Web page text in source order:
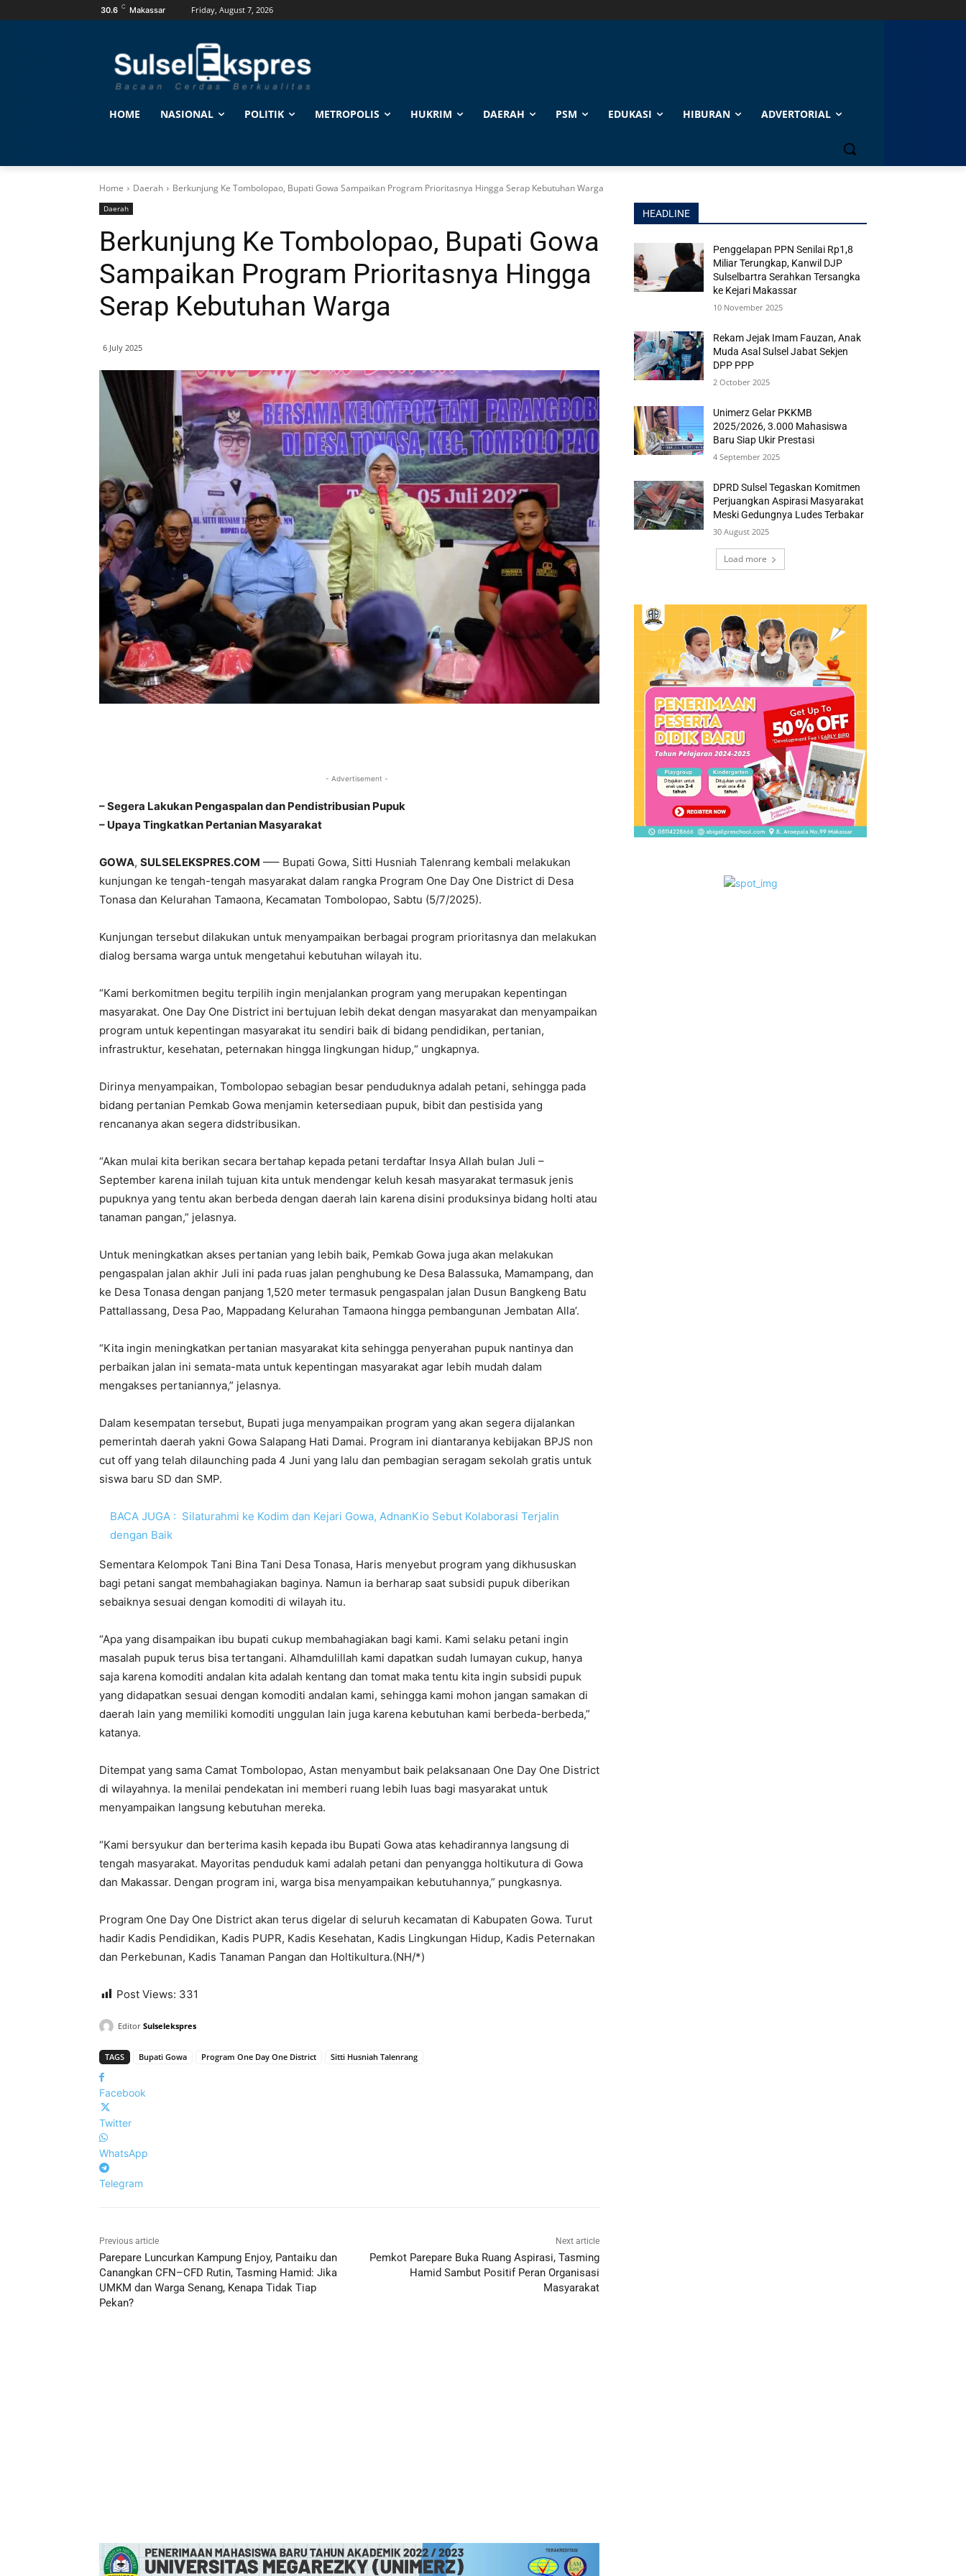
30.6 C Makassar Friday, August 7, 2026
HOME NASIONAL POLITIK METROPOLIS HUKRIM DAERAH PSM EDUKASI HIBURAN ADVERTORIAL
Home Daerah Berkunjung Ke Tombolopao, Bupati Gowa Sampaikan Program Prioritasnya Hingga Serap Kebutuhan Warga
Daerah
Berkunjung Ke Tombolopao, Bupati Gowa
Sampaikan Program Prioritasnya Hingga
Serap Kebutuhan Warga
6 July 2025
- Advertisement -
– Segera Lakukan Pengaspalan dan Pendistribusian Pupuk
– ⁠Upaya Tingkatkan Pertanian Masyarakat
GOWA, SULSELEKSPRES.COM —– Bupati Gowa, Sitti Husniah Talenrang kembali melakukan
kunjungan ke tengah-tengah masyarakat dalam rangka Program One Day One District di Desa
Tonasa dan Kelurahan Tamaona, Kecamatan Tombolopao, Sabtu (5/7/2025).
Kunjungan tersebut dilakukan untuk menyampaikan berbagai program prioritasnya dan melakukan
dialog bersama warga untuk mengetahui kebutuhan wilayah itu.
“Kami berkomitmen begitu terpilih ingin menjalankan program yang merupakan kepentingan
masyarakat. One Day One District ini bertujuan lebih dekat dengan masyarakat dan menyampaikan
program untuk kepentingan masyarakat itu sendiri baik di bidang pendidikan, pertanian,
infrastruktur, kesehatan, peternakan hingga lingkungan hidup,“ ungkapnya.
Dirinya menyampaikan, Tombolopao sebagian besar penduduknya adalah petani, sehingga pada
bidang pertanian Pemkab Gowa menjamin ketersediaan pupuk, bibit dan pestisida yang
rencananya akan segera didstribusikan.
“Akan mulai kita berikan secara bertahap kepada petani terdaftar Insya Allah bulan Juli –
September karena inilah tujuan kita untuk mendengar keluh kesah masyarakat termasuk jenis
pupuknya yang tentu akan berbeda dengan daerah lain karena disini produksinya bidang holti atau
tanaman pangan,” jelasnya.
Untuk meningkatkan akses pertanian yang lebih baik, Pemkab Gowa juga akan melakukan
pengaspalan jalan akhir Juli ini pada ruas jalan penghubung ke Desa Balassuka, Mamampang, dan
ke Desa Tonasa dengan panjang 1,520 meter termasuk pengaspalan jalan Dusun Bangkeng Batu
Pattallassang, Desa Pao, Mappadang Kelurahan Tamaona hingga pembangunan Jembatan Alla’.
“Kita ingin meningkatkan pertanian masyarakat kita sehingga penyerahan pupuk nantinya dan
perbaikan jalan ini semata-mata untuk kepentingan masyarakat agar lebih mudah dalam
mengakses pertaniannya,” jelasnya.
Dalam kesempatan tersebut, Bupati juga menyampaikan program yang akan segera dijalankan
pemerintah daerah yakni Gowa Salapang Hati Damai. Program ini diantaranya kebijakan BPJS non
cut off yang telah dilaunching pada 4 Juni yang lalu dan pembagian seragam sekolah gratis untuk
siswa baru SD dan SMP.
BACA JUGA : Silaturahmi ke Kodim dan Kejari Gowa, AdnanKio Sebut Kolaborasi Terjalin
dengan Baik
Sementara Kelompok Tani Bina Tani Desa Tonasa, Haris menyebut program yang dikhususkan
bagi petani sangat membahagiakan baginya. Namun ia berharap saat subsidi pupuk diberikan
sebaiknya sesuai dengan komoditi di wilayah itu.
“Apa yang disampaikan ibu bupati cukup membahagiakan bagi kami. Kami selaku petani ingin
masalah pupuk terus bisa tertangani. Alhamdulillah kami dapatkan sudah lumayan cukup, hanya
saja karena komoditi andalan kita adalah kentang dan tomat maka tentu kita ingin subsidi pupuk
yang didapatkan sesuai dengan komoditi andalan kami, sehingga kami mohon jangan samakan di
daerah lain yang memiliki komoditi unggulan lain juga karena kebutuhan kami berbeda-berbeda,”
katanya.
Ditempat yang sama Camat Tombolopao, Astan menyambut baik pelaksanaan One Day One District
di wilayahnya. Ia menilai pendekatan ini memberi ruang lebih luas bagi masyarakat untuk
menyampaikan langsung kebutuhan mereka.
“Kami bersyukur dan berterima kasih kepada ibu Bupati Gowa atas kehadirannya langsung di
tengah masyarakat. Mayoritas penduduk kami adalah petani dan penyangga holtikutura di Gowa
dan Makassar. Dengan program ini, warga bisa menyampaikan kebutuhannya,” pungkasnya.
Program One Day One District akan terus digelar di seluruh kecamatan di Kabupaten Gowa. Turut
hadir Kadis Pendidikan, Kadis PUPR, Kadis Kesehatan, Kadis Lingkungan Hidup, Kadis Peternakan
dan Perkebunan, Kadis Tanaman Pangan dan Holtikultura.(NH/*)
Post Views: 331
Editor Sulselekspres
TAGS Bupati Gowa Program One Day One District Sitti Husniah Talenrang
Facebook
Twitter
WhatsApp
Telegram
Previous article
Parepare Luncurkan Kampung Enjoy, Pantaiku dan
Canangkan CFN–CFD Rutin, Tasming Hamid: Jika
UMKM dan Warga Senang, Kenapa Tidak Tiap
Pekan?
Next article
Pemkot Parepare Buka Ruang Aspirasi, Tasming
Hamid Sambut Positif Peran Organisasi
Masyarakat
HEADLINE
Penggelapan PPN Senilai Rp1,8
Miliar Terungkap, Kanwil DJP
Sulselbartra Serahkan Tersangka
ke Kejari Makassar
10 November 2025
Rekam Jejak Imam Fauzan, Anak
Muda Asal Sulsel Jabat Sekjen
DPP PPP
2 October 2025
Unimerz Gelar PKKMB
2025/2026, 3.000 Mahasiswa
Baru Siap Ukir Prestasi
4 September 2025
DPRD Sulsel Tegaskan Komitmen
Perjuangkan Aspirasi Masyarakat
Meski Gedungnya Ludes Terbakar
30 August 2025
Load more